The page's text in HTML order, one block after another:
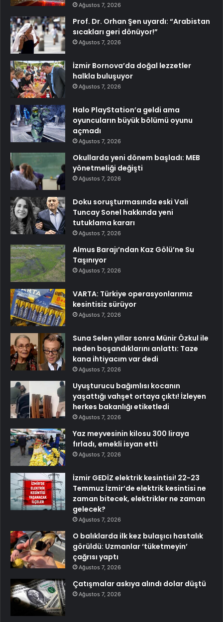
Ağustos 7, 2026
Prof. Dr. Orhan Şen uyardı: “Arabistan
sıcakları geri dönüyor!”
Ağustos 7, 2026
İzmir Bornova’da doğal lezzetler
halkla buluşuyor
Ağustos 7, 2026
Halo PlayStation’a geldi ama
oyuncuların büyük bölümü oyunu
açmadı
Ağustos 7, 2026
Okullarda yeni dönem başladı: MEB
yönetmeliği değişti
Ağustos 7, 2026
Doku soruşturmasında eski Vali
Tuncay Sonel hakkında yeni
tutuklama kararı
Ağustos 7, 2026
Almus Barajı’ndan Kaz Gölü’ne Su
Taşınıyor
Ağustos 7, 2026
VARTA: Türkiye operasyonlarımız
kesintisiz sürüyor
Ağustos 7, 2026
Suna Selen yıllar sonra Münir Özkul ile
neden boşandıklarını anlattı: Taze
kana ihtiyacım var dedi
Ağustos 7, 2026
Uyuşturucu bağımlısı kocanın
yaşattığı vahşet ortaya çıktı! İzleyen
herkes bakanlığı etiketledi
Ağustos 7, 2026
Yaz meyvesinin kilosu 300 liraya
fırladı, emekli isyan etti
Ağustos 7, 2026
İzmir GEDİZ elektrik kesintisi! 22-23
Temmuz İzmir’de elektrik kesintisi ne
zaman bitecek, elektrikler ne zaman
gelecek?
Ağustos 7, 2026
O balıklarda ilk kez bulaşıcı hastalık
görüldü: Uzmanlar ‘tüketmeyin’
çağrısı yaptı
Ağustos 7, 2026
Çatışmalar askıya alındı dolar düştü
Ağustos 7, 2026